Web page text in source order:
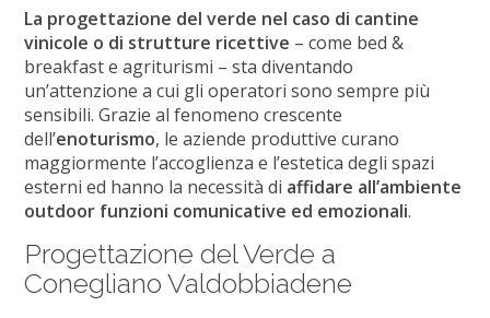
La progettazione del verde nel caso di cantine
vinicole o di strutture ricettive – come bed &
breakfast e agriturismi – sta diventando
un’attenzione a cui gli operatori sono sempre più
sensibili. Grazie al fenomeno crescente
dell’enoturismo, le aziende produttive curano
maggiormente l’accoglienza e l’estetica degli spazi
esterni ed hanno la necessità di affidare all’ambiente
outdoor funzioni comunicative ed emozionali.
Progettazione del Verde a
Conegliano Valdobbiadene